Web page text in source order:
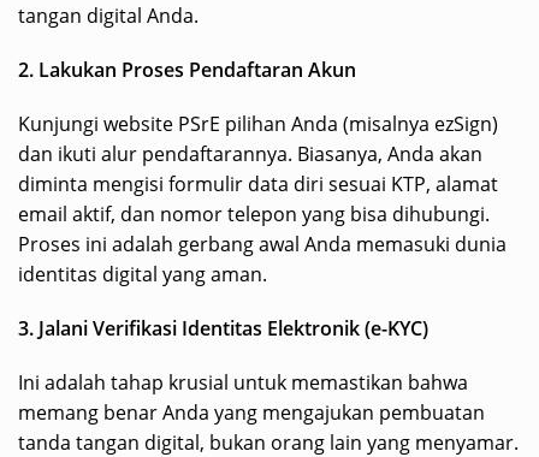
tangan digital Anda.
2. Lakukan Proses Pendaftaran Akun
Kunjungi website PSrE pilihan Anda (misalnya ezSign)
dan ikuti alur pendaftarannya. Biasanya, Anda akan
diminta mengisi formulir data diri sesuai KTP, alamat
email aktif, dan nomor telepon yang bisa dihubungi.
Proses ini adalah gerbang awal Anda memasuki dunia
identitas digital yang aman.
3. Jalani Verifikasi Identitas Elektronik (e-KYC)
Ini adalah tahap krusial untuk memastikan bahwa
memang benar Anda yang mengajukan pembuatan
tanda tangan digital, bukan orang lain yang menyamar.